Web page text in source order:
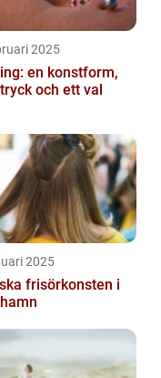
2025
en konstform,
och ett val
2025
frisörkonsten i